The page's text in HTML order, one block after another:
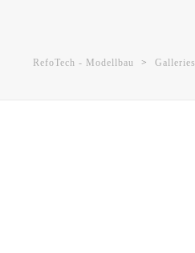
RefoTech - Modellbau > Galleries